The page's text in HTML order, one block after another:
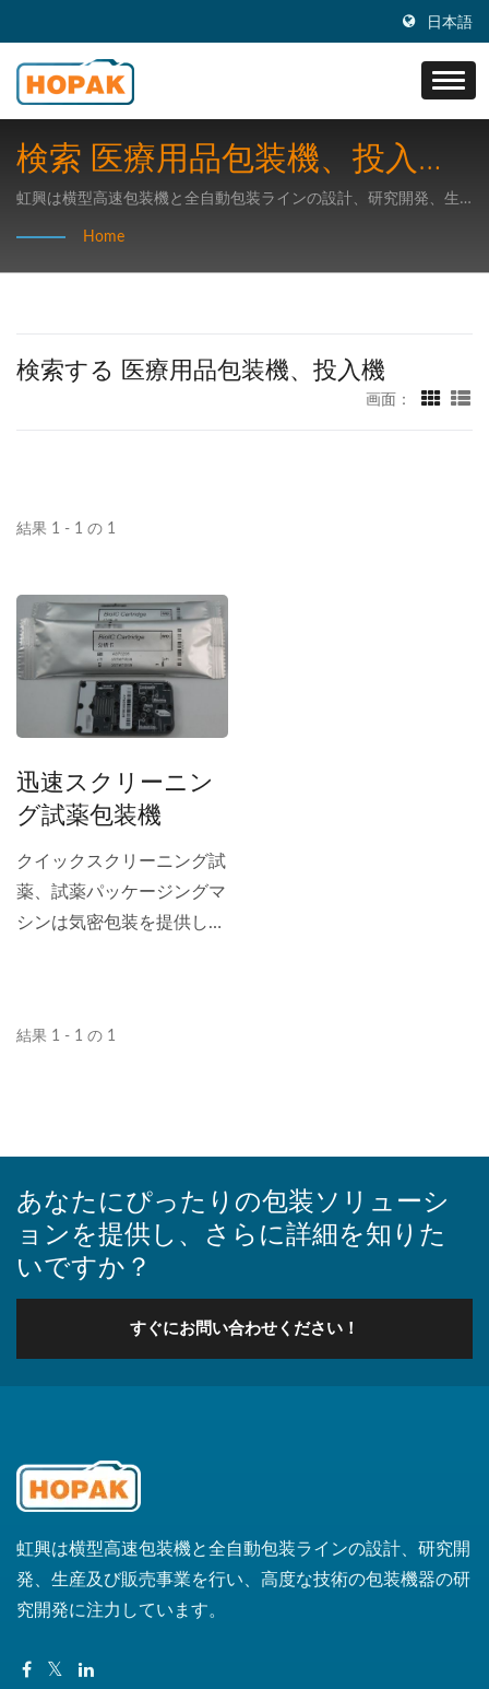
日本語
検索 医療用品包装機、投入機
| 虹興機械
虹興は横型高速包装機と全自動包装ラインの設計、研究開発、生
Home
検索する 医療用品包装機、投入機
画面：
結果 1 - 1 の 1
迅速スクリーニン
グ試薬包装機
クイックスクリーニング試
薬、試薬パッケージングマ
シンは気密包装を提供し、
ーダートレイ、カードフィ
結果 1 - 1 の 1
あなたにぴったりの包装ソリューシ
ョンを提供し、さらに詳細を知りた
いですか？
すぐにお問い合わせください！
虹興は横型高速包装機と全自動包装ラインの設計、研究開
発、生産及び販売事業を行い、高度な技術の包装機器の研
究開発に注力しています。